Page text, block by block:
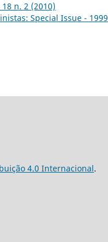
n. 2 (2010)
Special Issue - 1999
4.0 Internacional.